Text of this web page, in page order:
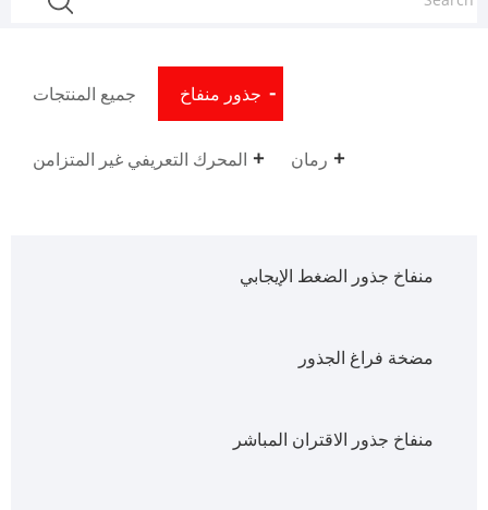
جميع المنتجات جذور منفاخ
المحرك التعريفي غير المتزامن رمان
منفاخ جذور الضغط الإيجابي
مضخة فراغ الجذور
منفاخ جذور الاقتران المباشر